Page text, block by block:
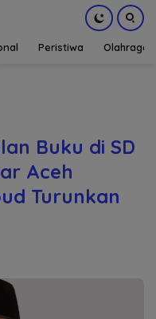
Peristiwa Olahraga
Buku di SD
Aceh
Turunkan